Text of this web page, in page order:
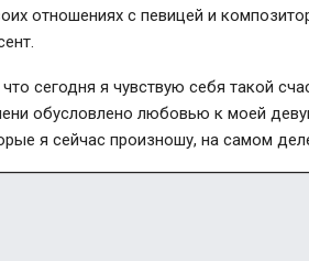
отношениях с певицей и
что сегодня я чувствую себя такой
обусловлено любовью к моей
я сейчас произношу, на самом